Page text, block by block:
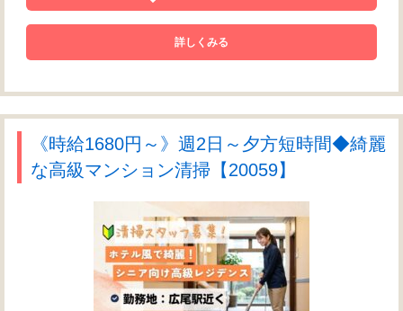
詳しくみる
《時給1680円～》週2日～夕方短時間◆綺麗
な高級マンション清掃【20059】